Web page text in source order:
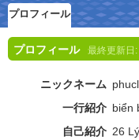
プロフィール
プロフィール 最終更新日:
ニックネーム
一行紹介 biển
自己紹介 26